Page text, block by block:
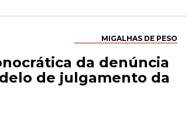
MIGALHAS DE PESO
da denúncia
de julgamento da